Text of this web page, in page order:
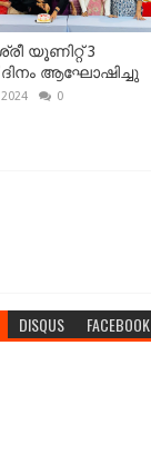
യൂണിറ്റ് 3
ദിനം ആഘോഷിച്ചു
0
DISQUS FACEBOOK